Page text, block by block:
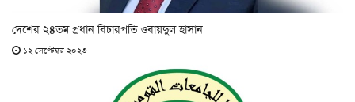
দেশের ২৪তম প্রধান বিচারপতি ওবায়দুল হাসান
১২ সেপ্টেম্বর ২০২৩